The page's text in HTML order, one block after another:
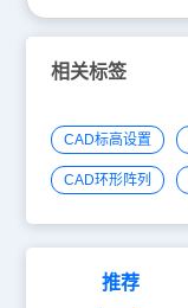
相关标签
CAD标高设置
CAD环形阵列
推荐